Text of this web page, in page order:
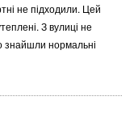
не підходили. Цей
З вулиці не
знайшли нормальні